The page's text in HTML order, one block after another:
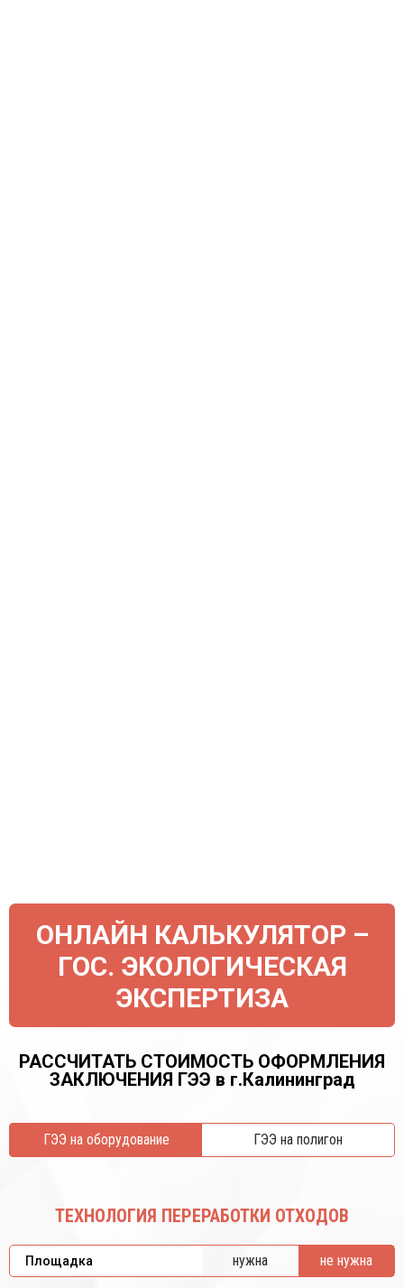
ОНЛАЙН КАЛЬКУЛЯТОР –
ГОС. ЭКОЛОГИЧЕСКАЯ
ЭКСПЕРТИЗА
РАССЧИТАТЬ СТОИМОСТЬ ОФОРМЛЕНИЯ
ЗАКЛЮЧЕНИЯ ГЭЭ в г.Калининград
ГЭЭ на оборудование ГЭЭ на полигон
ТЕХНОЛОГИЯ ПЕРЕРАБОТКИ ОТХОДОВ
Площадка нужна не нужна